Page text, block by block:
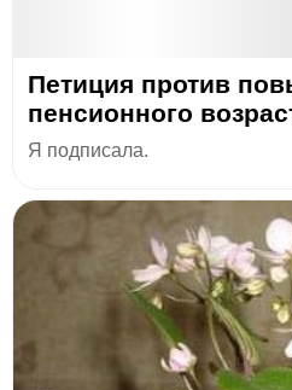
Петиция против
пенсионного
Я подписала.